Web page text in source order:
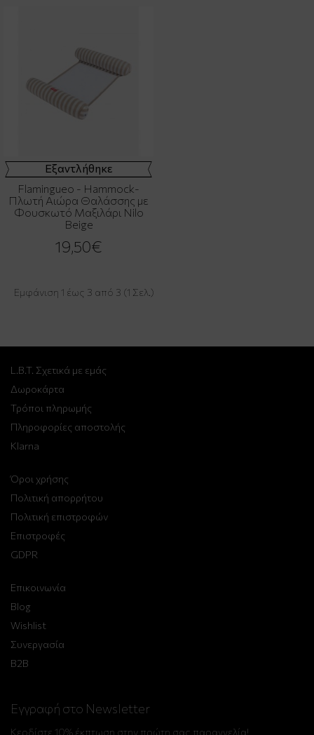
Εξαντλήθηκε
Flamingueo - Hammock-
Πλωτή Αιώρα Θαλάσσης με
Φουσκωτό Μαξιλάρι Nilo
Beige
19,50€
Εμφάνιση 1 έως 3 από 3 (1 Σελ.)
L.B.T. Σχετικά με εμάς
Δωροκάρτα
Τρόποι πληρωμής
Πληροφορίες αποστολής
Klarna
Όροι χρήσης
Πολιτική απορρήτου
Πολιτική επιστροφών
Επιστροφές
GDPR
Επικοινωνία
Blog
Wishlist
Συνεργασία
B2B
Εγγραφή στο Newsletter
Κερδίστε 10% έκπτωση στην πρώτη σας παραγγελία!